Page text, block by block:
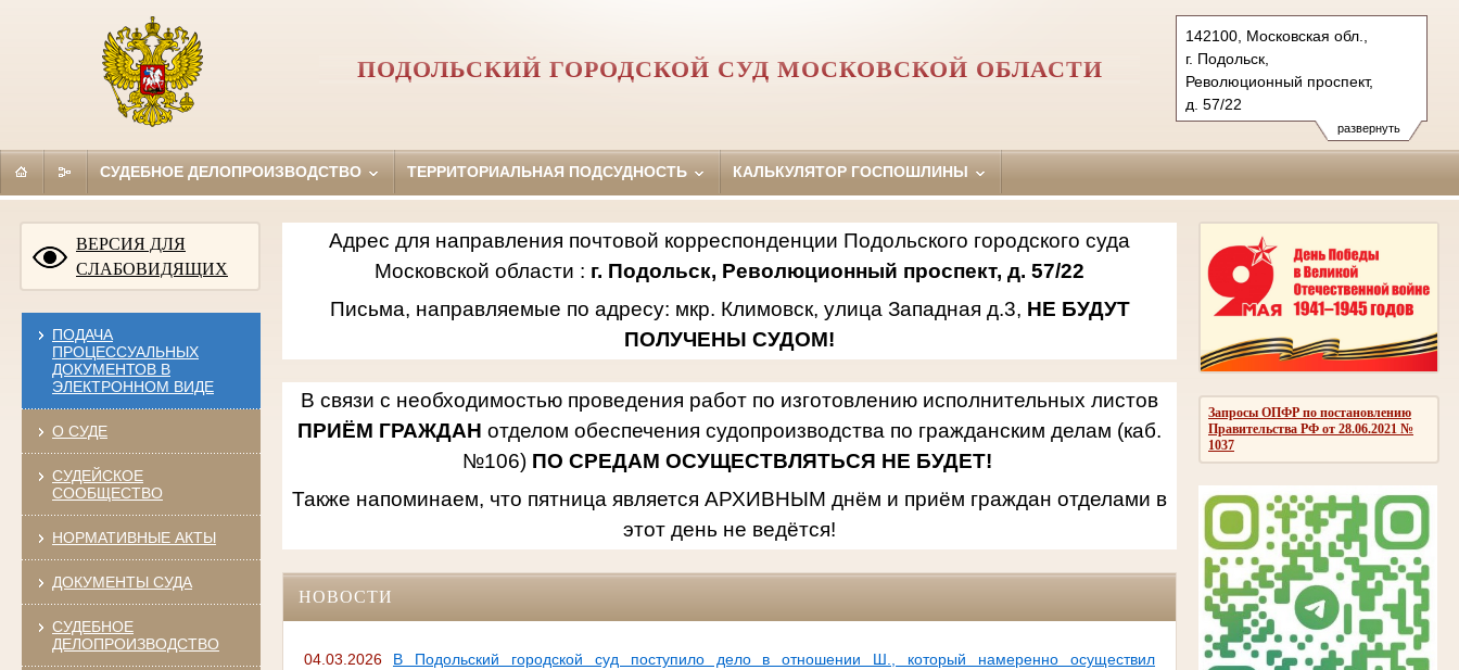
развернуть
142100, Московская обл.,
г. Подольск,
Революционный проспект,
д. 57/22
142181, г.о. Подольск,
мкр. Климовск, ул. Западная,
Тел.: 8(496)769-69-21, 769-94-
podolsky.mo@sudrf.ru
ПОДОЛЬСКИЙ ГОРОДСКОЙ СУД МОСКОВСКОЙ ОБЛАСТИ
СУДЕБНОЕ ДЕЛОПРОИЗВОДСТВО ТЕРРИТОРИАЛЬНАЯ ПОДСУДНОСТЬ КАЛЬКУЛЯТОР ГОСПОШЛИНЫ
ВЕРСИЯ ДЛЯ
СЛАБОВИДЯЩИХ
ПОДАЧА
ПРОЦЕССУАЛЬНЫХ
ДОКУМЕНТОВ В
ЭЛЕКТРОННОМ ВИДЕ
О СУДЕ
СУДЕЙСКОЕ
СООБЩЕСТВО
НОРМАТИВНЫЕ АКТЫ
ДОКУМЕНТЫ СУДА
СУДЕБНОЕ
ДЕЛОПРОИЗВОДСТВО
Запросы ОПФР по постановлению
Правительства РФ от 28.06.2021 №
1037
Адрес для направления почтовой корреспонденции Подольского городского суда
Московской области : г. Подольск, Революционный проспект, д. 57/22
Письма, направляемые по адресу: мкр. Климовск, улица Западная д.3, НЕ БУДУТ
ПОЛУЧЕНЫ СУДОМ!
В связи с необходимостью проведения работ по изготовлению исполнительных листов
ПРИЁМ ГРАЖДАН отделом обеспечения судопроизводства по гражданским делам (каб.
№106) ПО СРЕДАМ ОСУЩЕСТВЛЯТЬСЯ НЕ БУДЕТ!
Также напоминаем, что пятница является АРХИВНЫМ днём и приём граждан отделами в
этот день не ведётся!
НОВОСТИ
04.03.2026
В Подольский городской суд поступило дело в отношении Ш., который намеренно осуществил